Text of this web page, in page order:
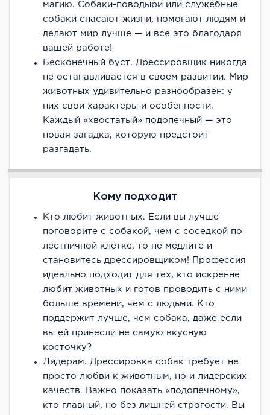
магию. Собаки-поводыри или служебные
собаки спасают жизни, помогают людям и
делают мир лучше — и все это благодаря
вашей работе!
Бесконечный буст. Дрессировщик никогда
не останавливается в своем развитии. Мир
животных удивительно разнообразен: у
них свои характеры и особенности.
Каждый «хвостатый» подопечный — это
новая загадка, которую предстоит
разгадать.
Кому подходит
Кто любит животных. Если вы лучше
поговорите с собакой, чем с соседкой по
лестничной клетке, то не медлите и
становитесь дрессировщиком! Профессия
идеально подходит для тех, кто искренне
любит животных и готов проводить с ними
больше времени, чем с людьми. Кто
поддержит лучше, чем собака, даже если
вы ей принесли не самую вкусную
косточку?
Лидерам. Дрессировка собак требует не
просто любви к животным, но и лидерских
качеств. Важно показать «подопечному»,
кто главный, но без лишней строгости. Вы